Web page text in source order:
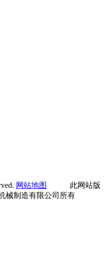
网站地图
此网站版
械制造有限公司所有